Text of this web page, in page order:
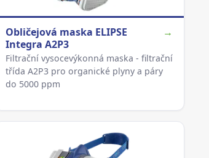
Obličejová maska ELIPSE
Integra A2P3
→
Filtrační vysocevýkonná maska - filtrační
třída A2P3 pro organické plyny a páry
do 5000 ppm